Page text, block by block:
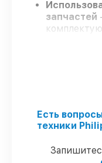
запчастей
Опытные
Гарантии на
Есть
техники